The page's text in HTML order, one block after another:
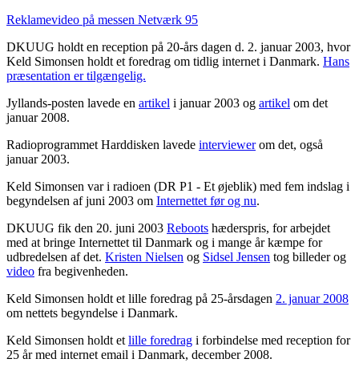
Reklamevideo på messen Netværk 95
DKUUG holdt en reception på 20-års dagen d. 2. januar 2003, hvor
Keld Simonsen holdt et foredrag om tidlig internet i Danmark. Hans
præsentation er tilgængelig.
Jyllands-posten lavede en artikel i januar 2003 og artikel om det
januar 2008.
Radioprogrammet Harddisken lavede interviewerom det, også
januar 2003.
Keld Simonsen var i radioen (DR P1 - Et øjeblik) med fem indslag i
begyndelsen af juni 2003 om Internettet før og nu.
DKUUG fik den 20. juni 2003 Reboots hæderspris, for arbejdet
med at bringe Internettet til Danmark og i mange år kæmpe for
udbredelsen af det. Kristen Nielsen og Sidsel Jensen tog billeder og
video fra begivenheden.
Keld Simonsen holdt et lille foredrag på 25-årsdagen 2. januar 2008
om nettets begyndelse i Danmark.
Keld Simonsen holdt et lille foredrag i forbindelse med reception for
25 år med internet email i Danmark, december 2008.